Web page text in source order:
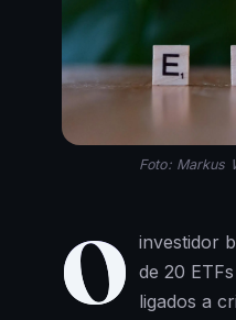
Foto: Markus
O investidor
de 20
ligados a